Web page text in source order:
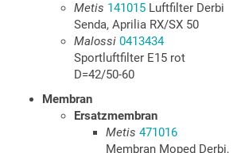
Metis 141015Luftfilter Derbi
Senda, Aprilia RX/SX 50
Malossi 0413434
Sportluftfilter E15 rot
D=42/50-60
Membran
Ersatzmembran
Metis 471016
Membran Moped Derbi,